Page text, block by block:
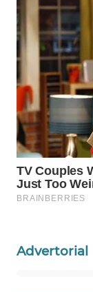
Advertorial
WAHANA
LISTRIK
WAHANA
TRAVEL
WAHANA
TV
WAHANANEWS
ID
CO ID